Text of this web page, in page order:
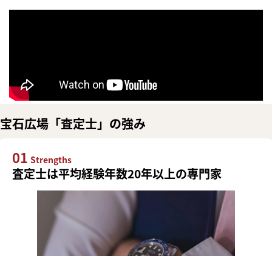
宝石広場「査定士」の強み
01 Strengths
査定士は平均経験年数20年以上の専門家